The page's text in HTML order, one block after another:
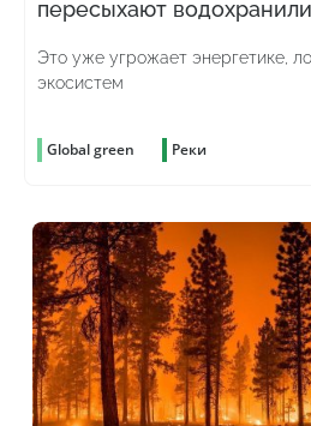
пересыхают
Это уже угрожает энергетике,
экосистем
Global green Реки